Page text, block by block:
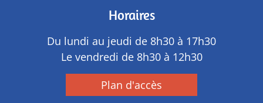
Horaires
Du lundi au jeudi de 8h30 à 17h30
Le vendredi de 8h30 à 12h30
Plan d'accès